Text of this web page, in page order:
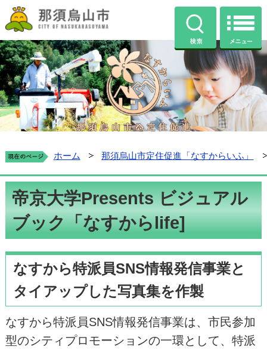
那須烏山市定住促進
那須烏山市公式ホームページ 検索
ホーム 那須烏山市定住促進「なすからいふ」
帝京大学Presents ビジュアル
ブック「なすからlife]
なすから特派員SNS情報発信事業と
タイアップした写真集を作製
なすから特派員SNS情報発信事業は、市民参加
型のシティプロモーションの一環として、特派